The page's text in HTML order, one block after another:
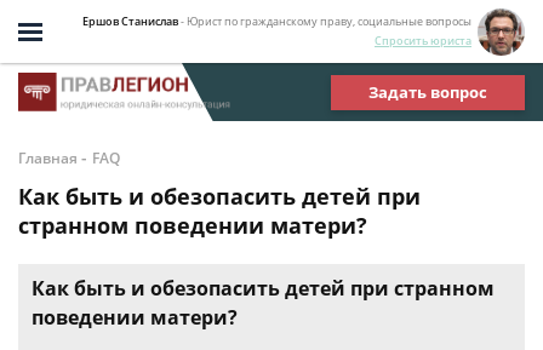
Ершов Станислав- Юрист по гражданскому праву, социальные вопросы
Спросить юриста
Задать вопрос
Главная - FAQ
Как быть и обезопасить детей при
странном поведении матери?
Как быть и обезопасить детей при странном
поведении матери?